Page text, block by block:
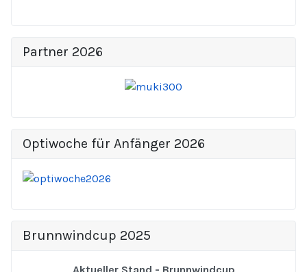
Partner 2026
Optiwoche für Anfänger 2026
Brunnwindcup 2025